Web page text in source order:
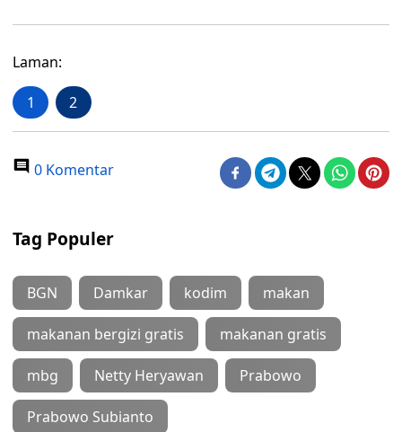
Laman:
1 2
0 Komentar
Tag Populer
BGN Damkar kodim makan
makanan bergizi gratis makanan gratis
mbg Netty Heryawan Prabowo
Prabowo Subianto